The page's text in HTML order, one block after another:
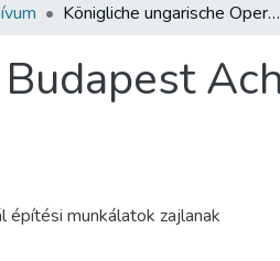
Königliche ungarische Oper in Budapest Achitekt: Nikolaus Ybl
építési munkálatok zajlanak